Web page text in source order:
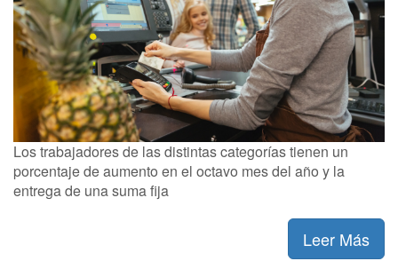
Los trabajadores de las distintas categorías tienen un
porcentaje de aumento en el octavo mes del año y la
entrega de una suma fija
Leer Más